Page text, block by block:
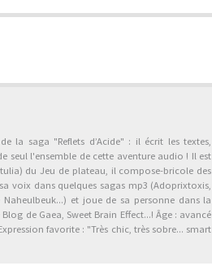
la saga "Reflets d’Acide" : il écrit les textes,
seul l'ensemble de cette aventure audio ! Il est
du Jeu de plateau, il compose-bricole des
voix dans quelques sagas mp3 (Adoprixtoxis,
et joue de sa personne dans la
de Gaea, Sweet Brain Effect...! Âge : avancé
favorite : "Très chic, très sobre... smart